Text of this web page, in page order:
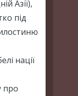
Азії),
під
нації
про